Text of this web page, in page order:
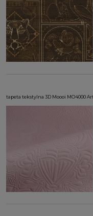
tapeta tekstylna 3D Moooi MO4000